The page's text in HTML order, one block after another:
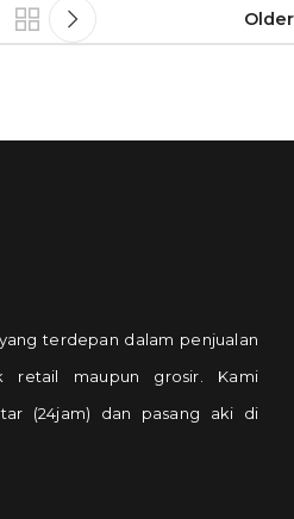
Older
terdepan dalam penjualan
maupun grosir. Kami
(24jam) dan pasang aki di